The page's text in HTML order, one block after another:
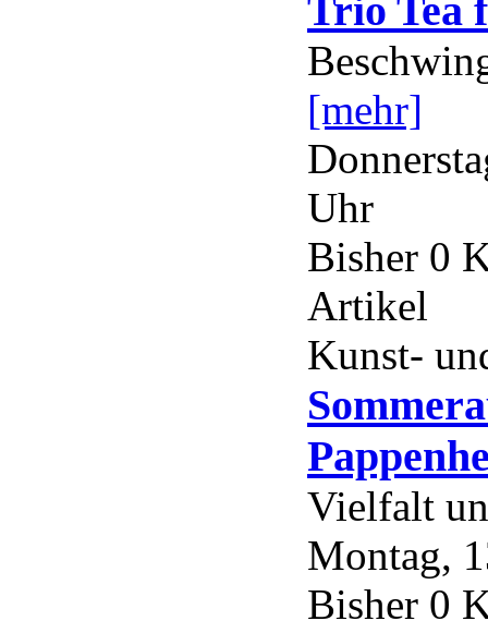
Trio Tea
[mehr]
Uhr
Bisher 0
Artikel
Kunst-
Vielfalt
Montag,
Bisher 0